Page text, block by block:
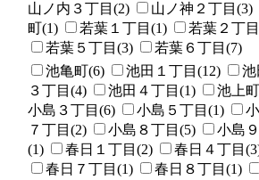
山ノ内３丁目(2) 山ノ神２丁目(3)
町(1)
若葉１丁目(1) 若葉２丁
若葉５丁目(3)
若葉６丁目(7)
池亀町(6) 池田１丁目(12) 池
３丁目(4)
池田４丁目(1) 池上
小島３丁目(6)
小島５丁目(1)
７丁目(2)
小島８丁目(5) 小島
(1)
春日１丁目(2) 春日４丁目
春日７丁目(1)
春日８丁目(1)